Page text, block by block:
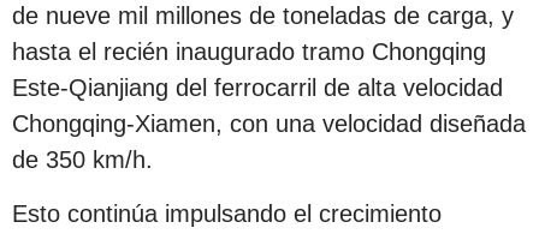
de nueve mil millones de toneladas de carga, y
hasta el recién inaugurado tramo Chongqing
Este-Qianjiang del ferrocarril de alta velocidad
Chongqing-Xiamen, con una velocidad diseñada
de 350 km/h.
Esto continúa impulsando el crecimiento